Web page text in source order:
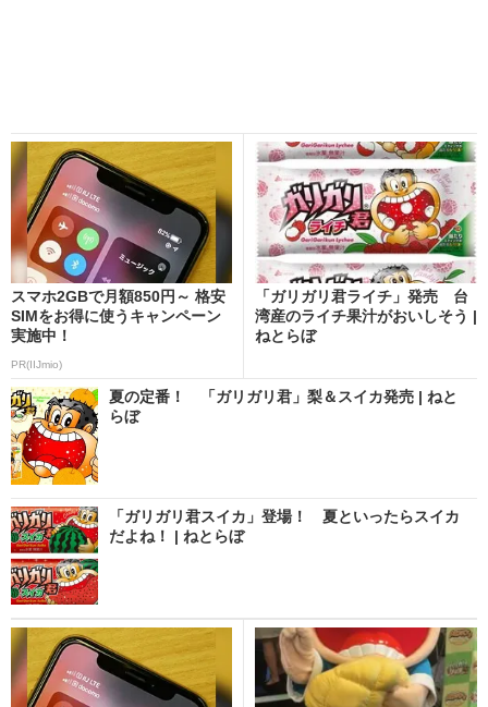
スマホ2GBで月額850円～ 格安
SIMをお得に使うキャンペーン
実施中！
PR(IIJmio)
「ガリガリ君ライチ」発売 台
湾産のライチ果汁がおいしそう |
ねとらぼ
夏の定番！ 「ガリガリ君」梨＆スイカ発売 | ねと
らぼ
「ガリガリ君スイカ」登場！ 夏といったらスイカ
だよね！ | ねとらぼ